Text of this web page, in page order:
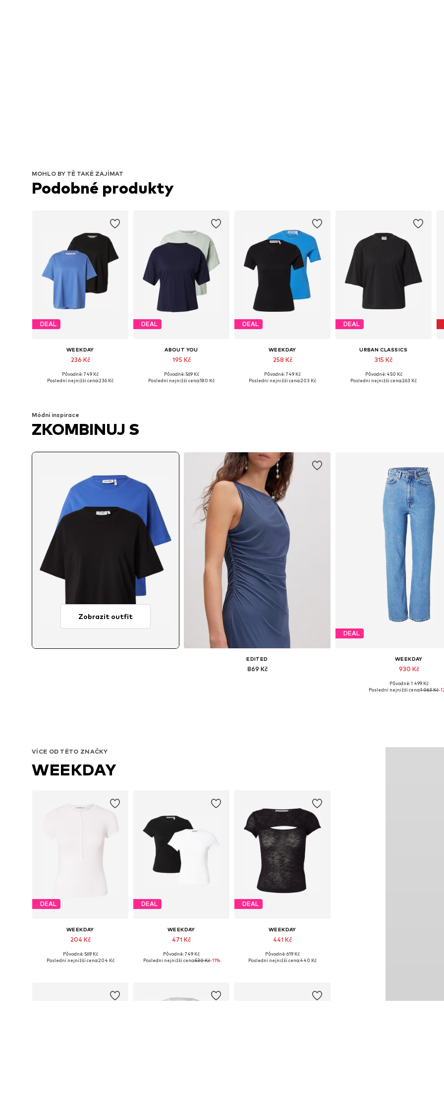
MOHLO BY TĚ TAKÉ ZAJÍMAT
Podobné produkty
DEAL
WEEKDAY
236 Kč
Dostupné velikosti: XS, S, M
Původně: 749 Kč
Poslední nejnižší cena:236 Kč
DEAL
ABOUT YOU
195 Kč
Dostupné velikosti: XS, S, M, L
Původně: 569 Kč
Poslední nejnižší cena:180 Kč
DEAL
WEEKDAY
258 Kč
Dostupné velikosti: XS, S, M
Původně: 749 Kč
Poslední nejnižší cena:203 Kč
DEAL
URBAN CLASSICS
315 Kč
Dostupné v mnoha velikostech
Původně: 450 Kč
Poslední nejnižší cena:263 Kč
Módní inspirace
ZKOMBINUJ S
Zobrazit outfit
EDITED
869 Kč
DEAL
WEEKDAY
930 Kč
Dostupné v mnoha velikostech
Původně: 1 499 Kč
Poslední nejnižší cena:1 063 Kč-
VÍCE OD TÉTO ZNAČKY
WEEKDAY
DEAL
WEEKDAY
204 Kč
Dostupné velikosti: XS, S, M, L
Původně: 569 Kč
Poslední nejnižší cena:204 Kč
DEAL
WEEKDAY
471 Kč
Původně: 749 Kč
Poslední nejnižší cena:530 Kč-11%
DEAL
WEEKDAY
441 Kč
Dostupné velikosti: XS, S, M, L
Původně: 619 Kč
Poslední nejnižší cena:440 Kč